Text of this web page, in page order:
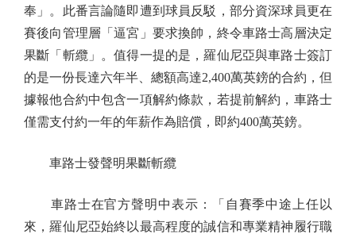
奉」。此番言論隨即遭到球員反駁，部分資深球員更在
賽後向管理層「逼宮」要求換帥，終令車路士高層決定
果斷「斬纜」。值得一提的是，羅仙尼亞與車路士簽訂
的是一份長達六年半、總額高達2,400萬英鎊的合約，但
據報他合約中包含一項解約條款，若提前解約，車路士
僅需支付約一年的年薪作為賠償，即約400萬英鎊。
車路士發聲明果斷斬纜
車路士在官方聲明中表示：「自賽季中途上任以
來，羅仙尼亞始終以最高程度的誠信和專業精神履行職